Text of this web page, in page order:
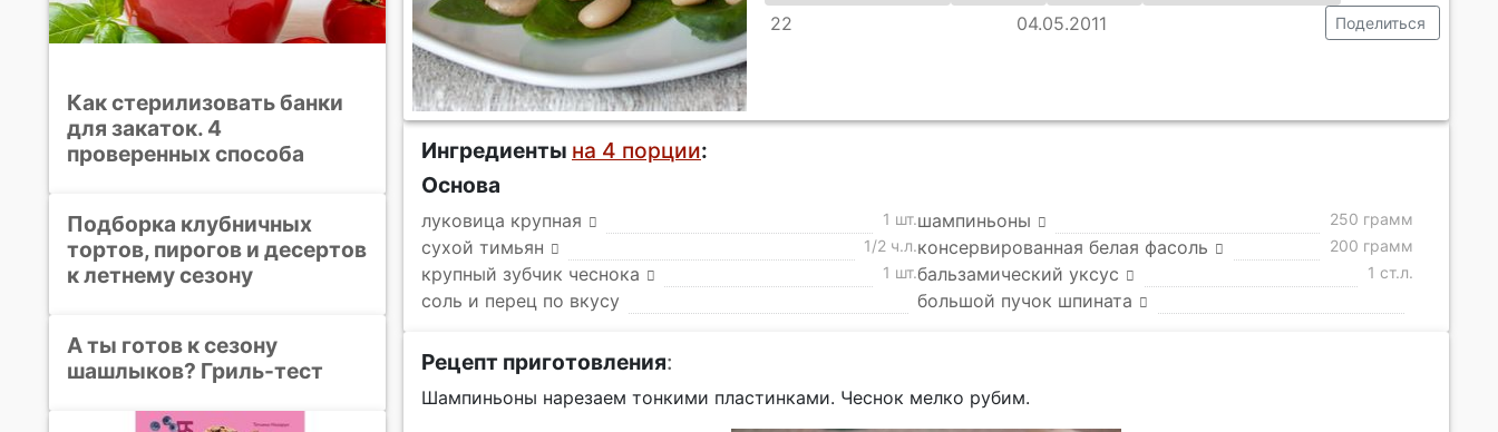
22
04.05.2011 Поделиться
Ингредиенты на 4 порции:
Основа
луковица крупная 1 шт.шампиньоны 250 грамм
сухой тимьян 1/2 ч.л.консервированная белая фасоль 200 грамм
крупный зубчик чеснока 1 шт.бальзамический уксус 1 ст.л.
соль и перец по вкусу большой пучок шпината
Рецепт приготовления:
Шампиньоны нарезаем тонкими пластинками. Чеснок мелко рубим.
Как стерилизовать банки
для закаток. 4
проверенных способа
Подборка клубничных
тортов, пирогов и десертов
к летнему сезону
А ты готов к сезону
шашлыков? Гриль-тест